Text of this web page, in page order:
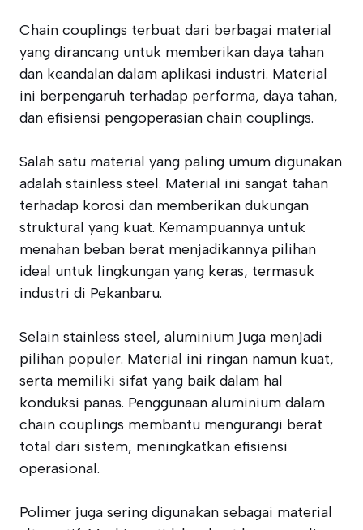
Chain couplings terbuat dari berbagai material
yang dirancang untuk memberikan daya tahan
dan keandalan dalam aplikasi industri. Material
ini berpengaruh terhadap performa, daya tahan,
dan efisiensi pengoperasian chain couplings.
Salah satu material yang paling umum digunakan
adalah stainless steel. Material ini sangat tahan
terhadap korosi dan memberikan dukungan
struktural yang kuat. Kemampuannya untuk
menahan beban berat menjadikannya pilihan
ideal untuk lingkungan yang keras, termasuk
industri di Pekanbaru.
Selain stainless steel, aluminium juga menjadi
pilihan populer. Material ini ringan namun kuat,
serta memiliki sifat yang baik dalam hal
konduksi panas. Penggunaan aluminium dalam
chain couplings membantu mengurangi berat
total dari sistem, meningkatkan efisiensi
operasional.
Polimer juga sering digunakan sebagai material